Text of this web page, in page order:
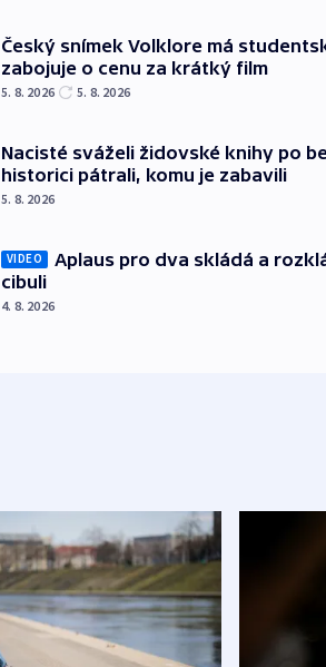
Český snímek Volklore má
zabojuje o cenu za krátký film
5. 8. 2026 5. 8. 2026
Nacisté sváželi židovské knihy po
historici pátrali, komu je zabavili
5. 8. 2026
VIDEO
Aplaus pro dva skládá a
cibuli
4. 8. 2026